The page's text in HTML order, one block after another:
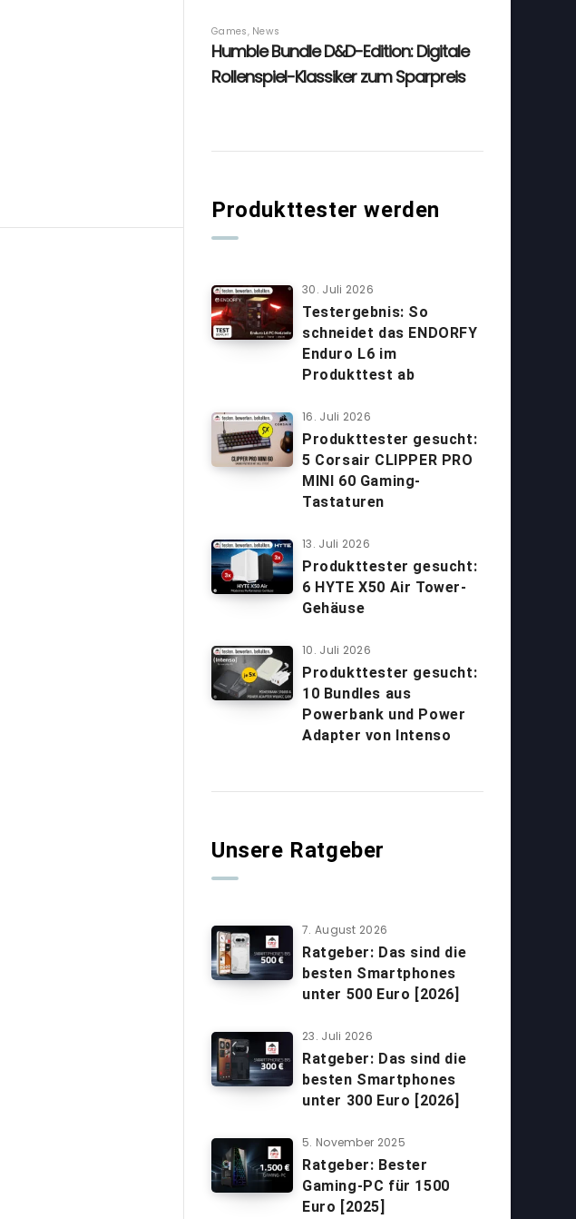
Produkttester werden
30. Juli 2026
Testergebnis: So
schneidet das ENDORFY
Enduro L6 im
Produkttest ab
16. Juli 2026
Produkttester gesucht:
5 Corsair CLIPPER PRO
MINI 60 Gaming-
Tastaturen
13. Juli 2026
Produkttester gesucht:
6 HYTE X50 Air Tower-
Gehäuse
10. Juli 2026
Produkttester gesucht:
10 Bundles aus
Powerbank und Power
Adapter von Intenso
Unsere Ratgeber
7. August 2026
Ratgeber: Das sind die
besten Smartphones
unter 500 Euro [2026]
23. Juli 2026
Ratgeber: Das sind die
besten Smartphones
unter 300 Euro [2026]
5. November 2025
Ratgeber: Bester
Gaming-PC für 1500
Euro [2025]